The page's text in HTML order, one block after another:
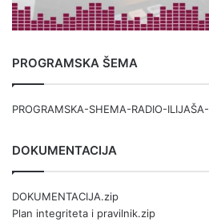
PROGRAMSKA ŠEMA
PROGRAMSKA-SHEMA-RADIO-ILIJAŠA-
DOKUMENTACIJA
DOKUMENTACIJA.zip
Plan integriteta i pravilnik.zip